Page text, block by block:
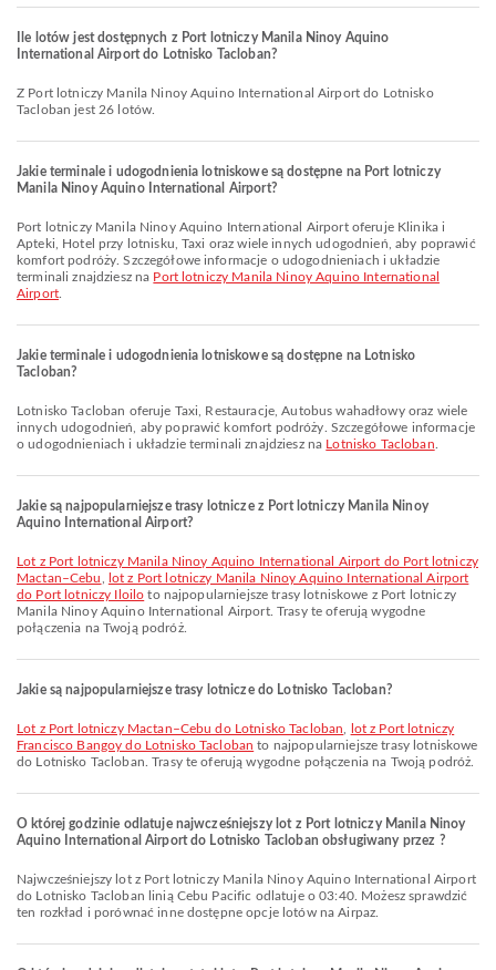
Ile lotów jest dostępnych z Port lotniczy Manila Ninoy Aquino
International Airport do Lotnisko Tacloban?
Z Port lotniczy Manila Ninoy Aquino International Airport do Lotnisko
Tacloban jest 26 lotów.
Jakie terminale i udogodnienia lotniskowe są dostępne na Port lotniczy
Manila Ninoy Aquino International Airport?
Port lotniczy Manila Ninoy Aquino International Airport oferuje Klinika i
Apteki, Hotel przy lotnisku, Taxi oraz wiele innych udogodnień, aby poprawić
komfort podróży. Szczegółowe informacje o udogodnieniach i układzie
terminali znajdziesz na Port lotniczy Manila Ninoy Aquino International
Airport.
Jakie terminale i udogodnienia lotniskowe są dostępne na Lotnisko
Tacloban?
Lotnisko Tacloban oferuje Taxi, Restauracje, Autobus wahadłowy oraz wiele
innych udogodnień, aby poprawić komfort podróży. Szczegółowe informacje
o udogodnieniach i układzie terminali znajdziesz na Lotnisko Tacloban
Jakie są najpopularniejsze trasy lotnicze z Port lotniczy Manila Ninoy
Aquino International Airport?
lot z Port lotniczy Manila Ninoy Aquino International Airport do Port lotniczy
Mactan–Cebu
lot z Port lotniczy Manila Ninoy Aquino International Airport
do Port lotniczy Iloilo to najpopularniejsze trasy lotniskowe z Port lotniczy
Manila Ninoy Aquino International Airport. Trasy te oferują wygodne
połączenia na Twoją podróż.
Jakie są najpopularniejsze trasy lotnicze do Lotnisko Tacloban?
lot z Port lotniczy Mactan–Cebu do Lotnisko Tacloban
lot z Port lotniczy
Francisco Bangoy do Lotnisko Tacloban to najpopularniejsze trasy lotniskowe
do Lotnisko Tacloban. Trasy te oferują wygodne połączenia na Twoją podróż.
O której godzinie odlatuje najwcześniejszy lot z Port lotniczy Manila Ninoy
Aquino International Airport do Lotnisko Tacloban obsługiwany przez ?
Najwcześniejszy lot z Port lotniczy Manila Ninoy Aquino International Airport
do Lotnisko Tacloban linią Cebu Pacific odlatuje o 03:40. Możesz sprawdzić
ten rozkład i porównać inne dostępne opcje lotów na Airpaz.